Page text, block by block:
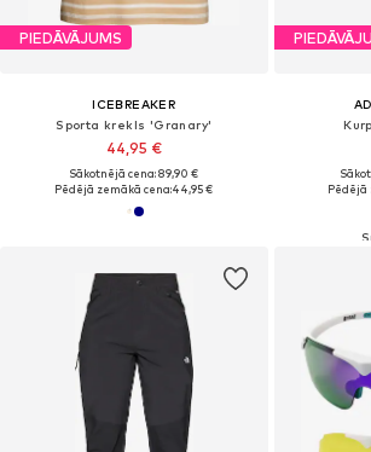
PIEDĀVĀJUMS
ICEBREAKER
Sporta krekls 'Granary'
44,95 €
Sākotnējā cena: 89,90 €
Pēdējā zemākā cena:44,95 €
Pēdējā